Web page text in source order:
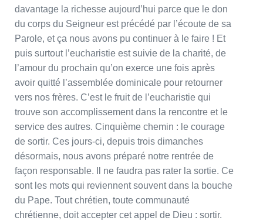
davantage la richesse aujourd’hui parce que le don
du corps du Seigneur est précédé par l’écoute de sa
Parole, et ça nous avons pu continuer à le faire ! Et
puis surtout l’eucharistie est suivie de la charité, de
l’amour du prochain qu’on exerce une fois après
avoir quitté l’assemblée dominicale pour retourner
vers nos frères. C’est le fruit de l’eucharistie qui
trouve son accomplissement dans la rencontre et le
service des autres. Cinquième chemin : le courage
de sortir. Ces jours-ci, depuis trois dimanches
désormais, nous avons préparé notre rentrée de
façon responsable. Il ne faudra pas rater la sortie. Ce
sont les mots qui reviennent souvent dans la bouche
du Pape. Tout chrétien, toute communauté
chrétienne, doit accepter cet appel de Dieu : sortir.